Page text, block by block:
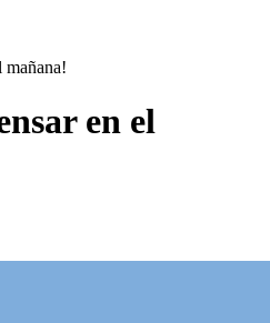
mañana!
en el